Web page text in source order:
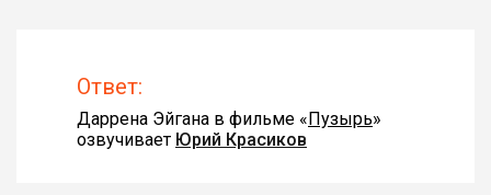
Ответ:
Даррена Эйгана в фильме «Пузырь»
озвучивает Юрий Красиков